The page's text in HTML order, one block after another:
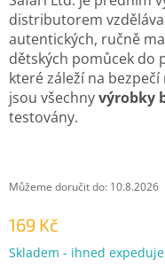
169 Kč
Měrná
Skladem - ihned
Můžeme doručit do: 10.8.2026
distributorem
autentických, ručně
dětských pomůcek do
které záleží na
jsou všechnyvýrobky
testovány.